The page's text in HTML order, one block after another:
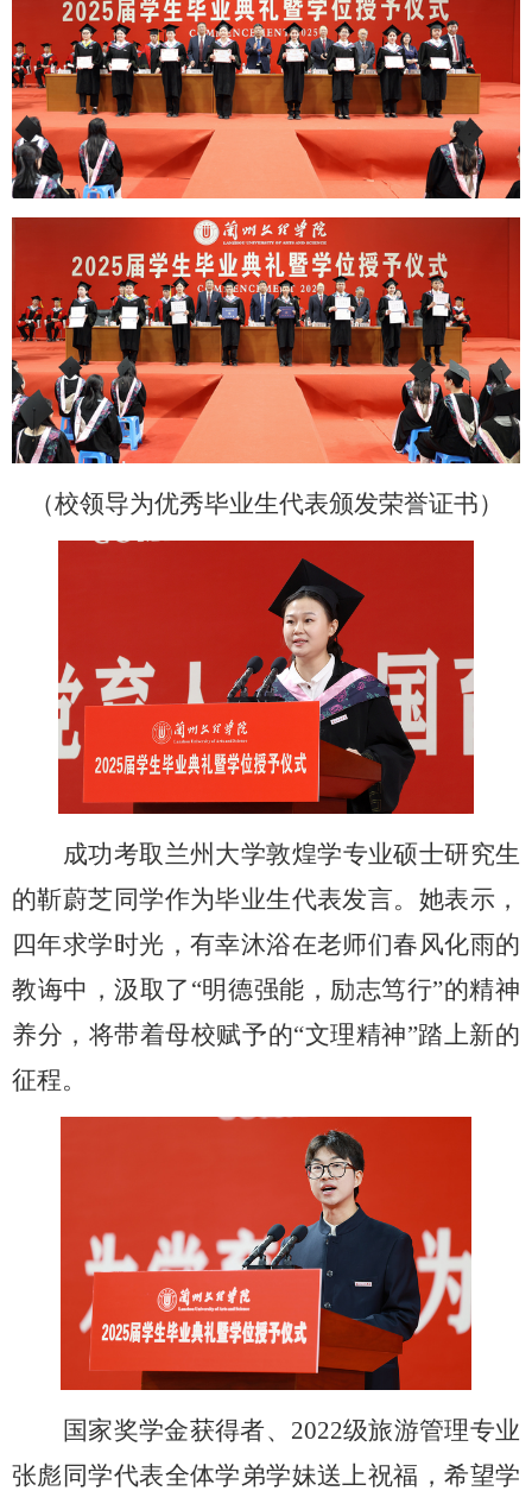
（校领导为优秀毕业生代表颁发荣誉证书）
成功考取兰州大学敦煌学专业硕士研究生
的靳蔚芝同学作为毕业生代表发言。她表示，
四年求学时光，有幸沐浴在老师们春风化雨的
教诲中，汲取了 “明德强能，励志笃行”的精神
养分，将带着母校赋予的“文理精神”踏上新的
征程。
国家奖学金获得者、 2022级旅游管理专业
张彪同学代表全体学弟学妹送上祝福，希望学